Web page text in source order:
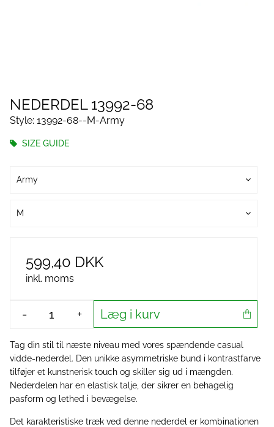
NEDERDEL 13992-68
Style: 13992-68--M-Army
SIZE GUIDE
Army
M
599,40 DKK
inkl. moms
- + Læg i kurv
Tag din stil til næste niveau med vores spændende casual
vidde-nederdel. Den unikke asymmetriske bund i kontrastfarve
tilføjer et kunstnerisk touch og skiller sig ud i mængden.
Nederdelen har en elastisk talje, der sikrer en behagelig
pasform og lethed i bevægelse.
Det karakteristiske træk ved denne nederdel er kombinationen